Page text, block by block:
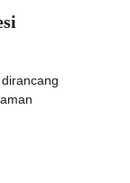
, dirancang